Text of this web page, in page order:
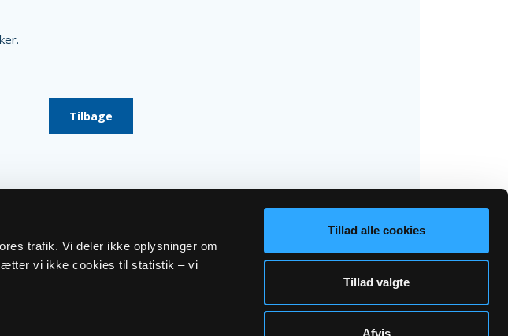
trafik. Vi deler ikke oplysninger om
vi ikke cookies til statistik – vi
Tillad alle cookies
Tillad valgte
Afvis
Tilbage